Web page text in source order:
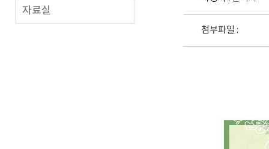
자료실
첨부파일 :